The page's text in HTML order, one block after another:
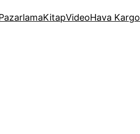
KitapVideoHava Kargo